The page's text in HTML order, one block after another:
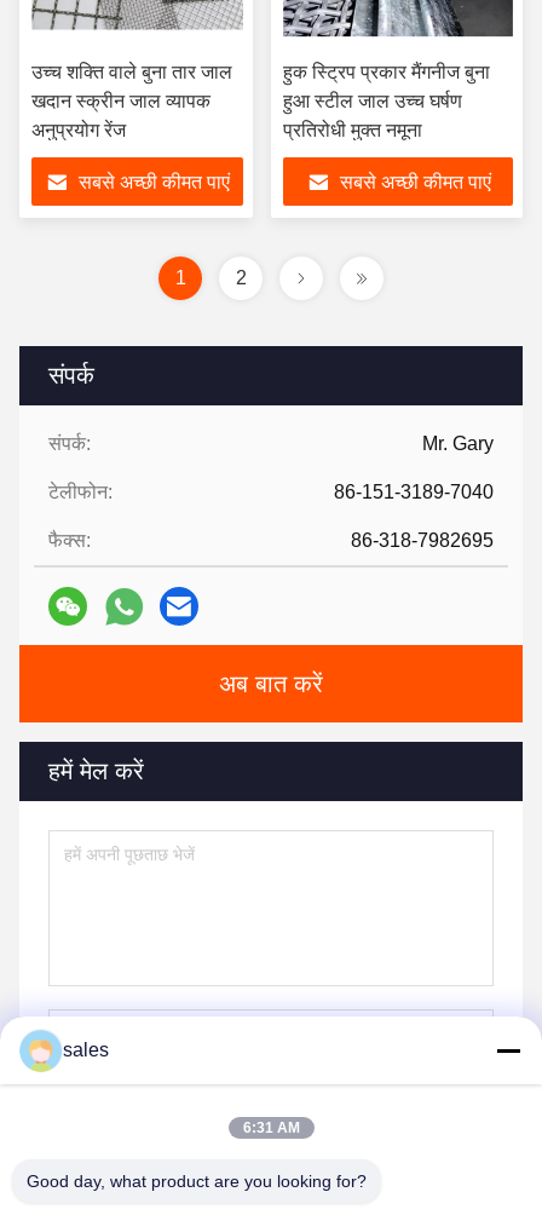
संपर्क
संपर्क: Mr. Gary
टेलीफोन: 86-151-3189-7040
फैक्स: 86-318-7982695
अब बात करें
हमें मेल करें
भेजना
उच्च शक्ति वाले बुना तार जाल
खदान स्क्रीन जाल व्यापक
अनुप्रयोग रेंज
सबसे अच्छी कीमत पाएं
हुक स्ट्रिप प्रकार मैंगनीज बुना
हुआ स्टील जाल उच्च घर्षण
प्रतिरोधी मुक्त नमूना
सबसे अच्छी कीमत पाएं
1 2
sales
6:31 AM
Good day, what product are you looking for?